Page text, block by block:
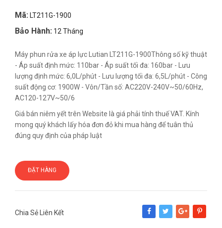
Mã: LT211G-1900
Bảo Hành: 12 Tháng
Máy phun rửa xe áp lực Lutian LT211G-1900Thông số kỹ thuật
- Áp suất định mức: 110bar - Áp suất tối đa: 160bar - Lưu
lượng định mức: 6,0L/phút - Lưu lượng tối đa: 6,5L/phút - Công
suất động cơ: 1900W - Vôn/Tần số: AC220V-240V~50/60Hz,
AC120-127V~50/6
Giá bán niêm yết trên Website là giá phải tính thuế VAT. Kính
mong quý khách lấy hóa đơn đỏ khi mua hàng để tuân thủ
đúng quy định của pháp luật
ĐẶT HÀNG
Chia Sẻ Liên Kết
Share Tweet Google+Pinterest